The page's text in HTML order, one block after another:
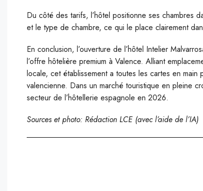
Du côté des tarifs, l’hôtel positionne ses chambres
et le type de chambre, ce qui le place clairement
En conclusion, l’ouverture de l’hôtel Intelier
l’offre hôtelière premium à Valence. Alliant
locale, cet établissement a toutes les cartes en
valencienne. Dans un marché touristique en pleine
secteur de l’hôtellerie espagnole en 2026.
Sources et photo: Rédaction LCE (avec l’aide de l’IA)